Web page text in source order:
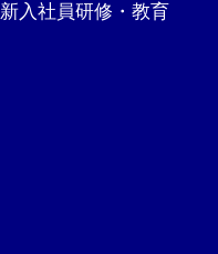
新入社員研修・教育